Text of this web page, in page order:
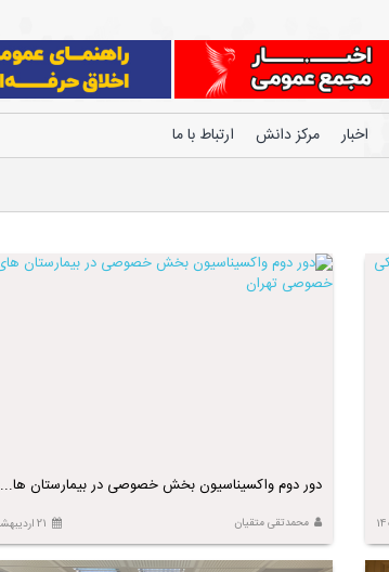
اخبار مرکز دانش ارتباط با ما
دور دوم واکسیناسیون بخش خصوصی در بیمارستان ها...
محمدتقی متقیان 21 اردیبهشت 1400